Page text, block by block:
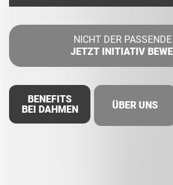
NICHT DER
JETZT INITIATIV
BENEFITS
BEI DAHMEN
ÜBER UNS